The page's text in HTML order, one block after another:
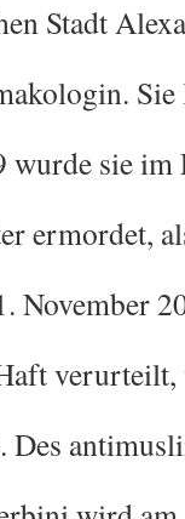
Stadt
sie
ermordet,
November
verurteilt,
Des